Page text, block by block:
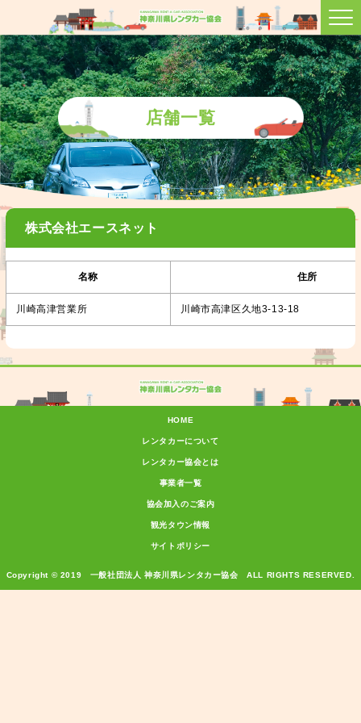
店舗一覧
株式会社エースネット
名称 住所
川崎高津営業所 川崎市高津区久地3-13-18
HOME
レンタカーについて
レンタカー協会とは
事業者一覧
協会加入のご案内
観光タウン情報
サイトポリシー
Copyright © 2019 一般社団法人 神奈川県レンタカー協会 ALL RIGHTS RESERVED.